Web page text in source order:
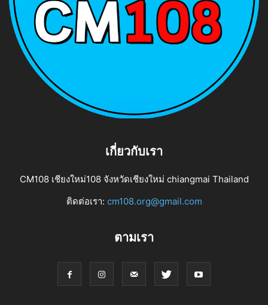
เกี่ยวกับเรา
CM108 เชียงใหม่108 จังหวัดเชียงใหม่ chiangmai Thailand
ติดต่อเรา: cm108.org@gmail.com
ตามเรา